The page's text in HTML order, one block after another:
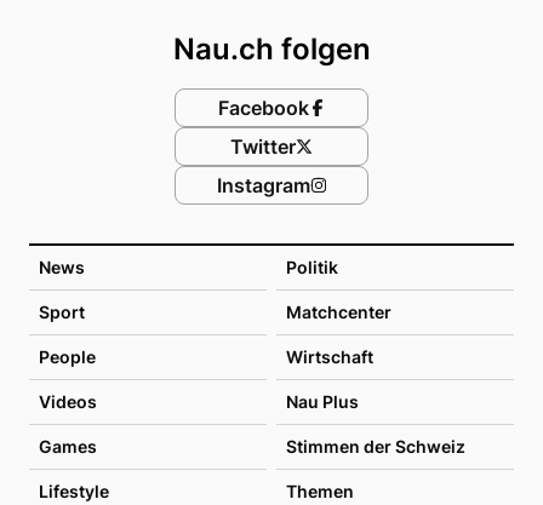
News Politik
Sport Matchcenter
People Wirtschaft
Videos Nau Plus
Games Stimmen der Schweiz
Lifestyle Themen
Nau.ch folgen
Facebook
Twitter
Instagram